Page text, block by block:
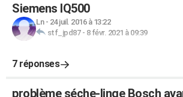
Siemens IQ500
Ln- 24 juil. 2016 à 13:22
stf_jpd87- 8 févr. 2021 à 09:39
7 réponses
problème séche-linge Bosch